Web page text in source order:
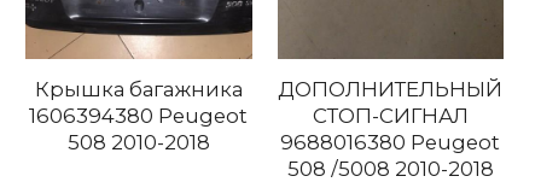
Крышка багажника
1606394380 Peugeot
508 2010-2018
ДОПОЛНИТЕЛЬНЫЙ
СТОП-СИГНАЛ
9688016380 Peugeot
508 /5008 2010-2018